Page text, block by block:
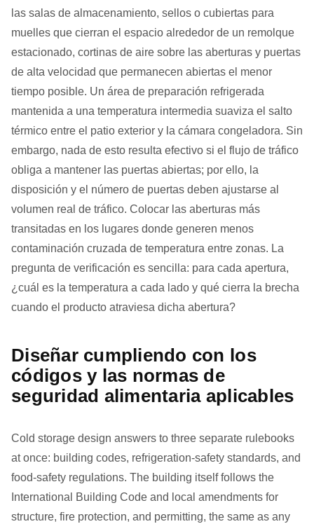
las salas de almacenamiento, sellos o cubiertas para
muelles que cierran el espacio alrededor de un remolque
estacionado, cortinas de aire sobre las aberturas y puertas
de alta velocidad que permanecen abiertas el menor
tiempo posible. Un área de preparación refrigerada
mantenida a una temperatura intermedia suaviza el salto
térmico entre el patio exterior y la cámara congeladora. Sin
embargo, nada de esto resulta efectivo si el flujo de tráfico
obliga a mantener las puertas abiertas; por ello, la
disposición y el número de puertas deben ajustarse al
volumen real de tráfico. Colocar las aberturas más
transitadas en los lugares donde generen menos
contaminación cruzada de temperatura entre zonas. La
pregunta de verificación es sencilla: para cada apertura,
¿cuál es la temperatura a cada lado y qué cierra la brecha
cuando el producto atraviesa dicha abertura?
Diseñar cumpliendo con los
códigos y las normas de
seguridad alimentaria aplicables
Cold storage design answers to three separate rulebooks
at once: building codes, refrigeration-safety standards, and
food-safety regulations. The building itself follows the
International Building Code and local amendments for
structure, fire protection, and permitting, the same as any